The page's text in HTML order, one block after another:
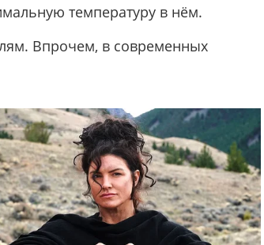
температуру в нём.
Впрочем, в современных